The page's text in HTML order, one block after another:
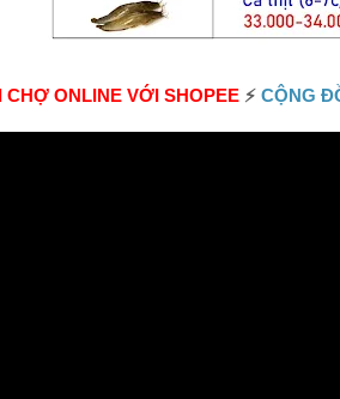
CHỢ ONLINE VỚI SHOPEE ⚡ CỘNG